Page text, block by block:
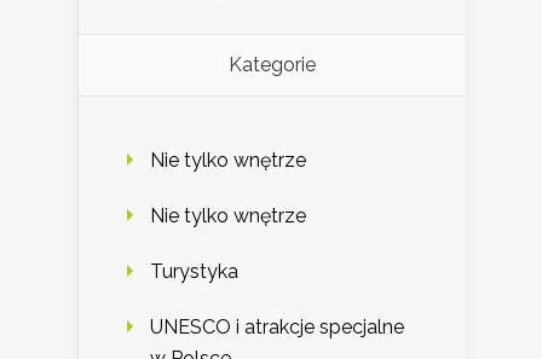
Kategorie
Nie tylko wnętrze
Nie tylko wnętrze
Turystyka
UNESCO i atrakcje specjalne